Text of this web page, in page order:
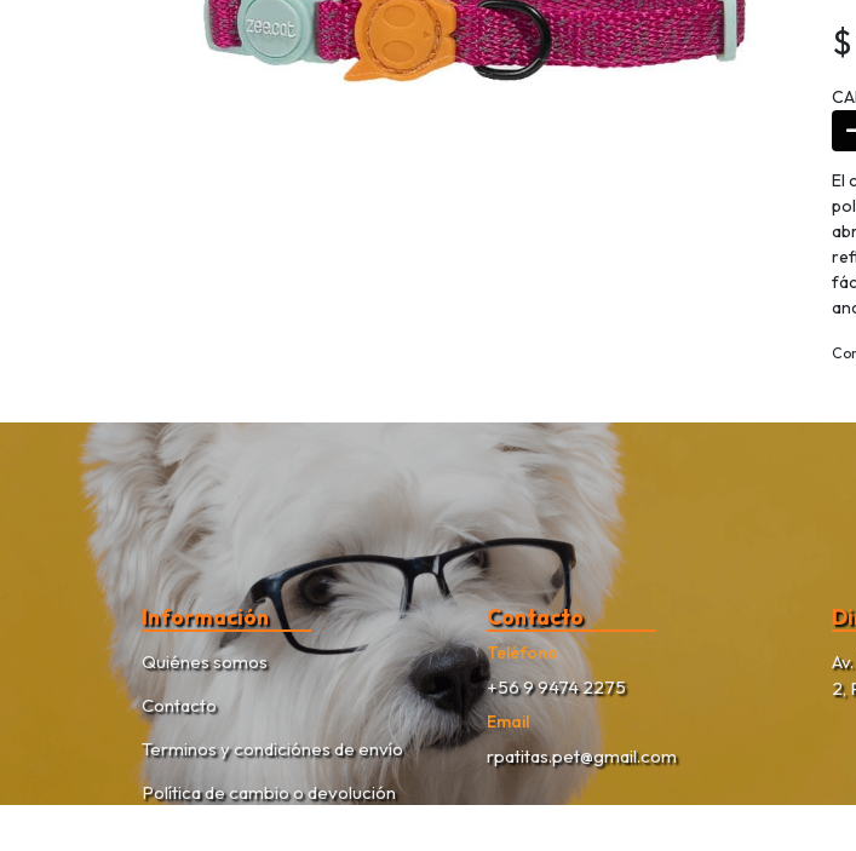
El
Información
Quiénes somos
Contacto
Terminos y condiciónes de envío
Política de cambio o devolución
Contacto
Teléfono
+56 9 9474 2275
Email
rpatitas.pet@gmail.com
2,